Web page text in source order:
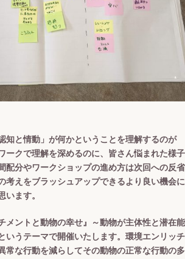
知と情動」が何かということを理解するのが
ークで理解を深めるのに、皆さん悩まれた様子
配分やワークショップの進め方は次回への反省
考えをブラッシュアップできるより良い機会に
います。
メントと動物の幸せ』～動物が主体性と潜在能
いうテーマで開催いたします。環境エンリッチ
常な行動を減らしてその動物の正常な行動の多